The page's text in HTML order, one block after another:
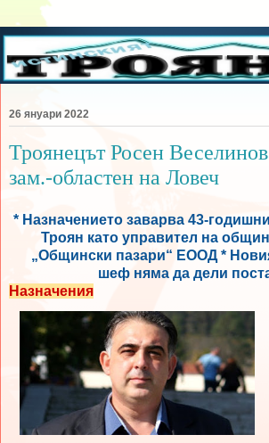
26 януари 2022
Троянецът Росен
зам.-областен на Ловеч
* Назначението заварва 43-
Троян като управител на
„Общински пазари“ ЕООД *
шеф няма да дели
Назначения